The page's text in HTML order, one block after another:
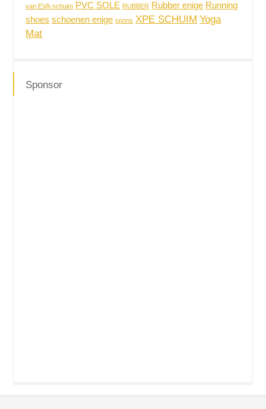
van EVA-schuim PVC SOLE RUBBER Rubber enige Running
shoes schoenen enige spons XPE SCHUIM Yoga
Mat
Sponsor